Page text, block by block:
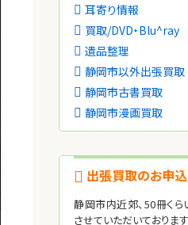
耳寄り情報
買取/DVD・Blu^ray
遺品整理
静岡市以外出張買取
静岡市古書買取
静岡市漫画買取
出張買取のお申
静岡市内近郊、50冊くら
させていただいておりま